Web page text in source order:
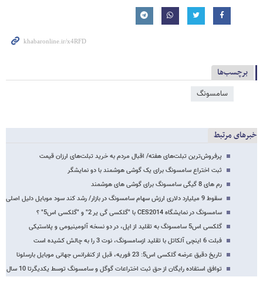
برچسب‌ها
سامسونگ
خبرهای مرتبط
پرفروش‌ترین تبلت‌های هفته/ اقبال مردم به خرید تبلت‌های ارزان قیمت
ثبت اختراع سامسونگ برای یک گوشی هوشمند با دو نمایشگر
رم های 8 گیگی سامسونگ برای گوشی های هوشمند
سقوط 9 میلیارد دلاری ارزش سهام سامسونگ در بازار/ رشد کند سود موبایل دلیل اصلی
سامسونگ در نمایشگاه CES2014 با "گلکسی گی یر 2" و "گلکسی اس5" ؟
گلکسی اس5 سامسونگ به تقلید از اپل، در دو نسخه آلومینیومی و پلاستیکی
فبلت 6 اینچی آلکاتل با تقلید ازسامسونگ، نوت 3 را به چالش کشیده است
تاریخ دقیق عرضه گلکسی اس5: 23 فوریه، قبل از کنفرانس جهانی موبایل بارسلونا
توافق استفاده رایگان از حق ثبت اختراعات گوگل و سامسونگ توسط یکدیگرتا 10 سال